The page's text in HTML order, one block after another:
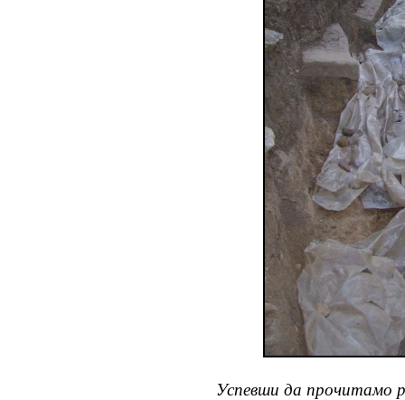
Успевши да прочитамо